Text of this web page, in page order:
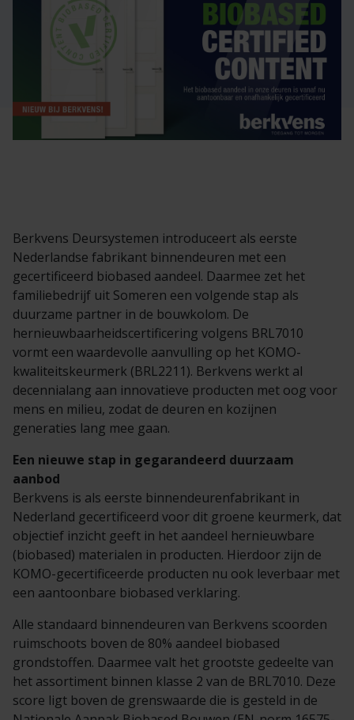
Veelgestelde vragen
Brochures
Technische documentatie
Veelgestelde vragen
Berkvens Deursystemen introduceert als eerste
Nederlandse fabrikant binnendeuren met een
gecertificeerd biobased aandeel. Daarmee zet het
familiebedrijf uit Someren een volgende stap als
duurzame partner in de bouwkolom. De
hernieuwbaarheidscertificering volgens BRL7010
vormt een waardevolle aanvulling op het KOMO-
kwaliteitskeurmerk (BRL2211). Berkvens werkt al
decennialang aan innovatieve producten met oog voor
mens en milieu, zodat de deuren en kozijnen
generaties lang mee gaan.
Een nieuwe stap in gegarandeerd duurzaam
aanbod
Berkvens is als eerste binnendeurenfabrikant in
Nederland gecertificeerd voor dit groene keurmerk, dat
objectief inzicht geeft in het aandeel hernieuwbare
(biobased) materialen in producten. Hierdoor zijn de
KOMO-gecertificeerde producten nu ook leverbaar met
een aantoonbare biobased verklaring.
Alle standaard binnendeuren van Berkvens scoorden
ruimschoots boven de 80% aandeel biobased
grondstoffen. Daarmee valt het grootste gedeelte van
het assortiment binnen klasse 2 van de BRL7010. Deze
score ligt boven de grenswaarde die is gesteld in de